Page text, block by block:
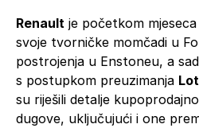
Renault je početkom
svoje tvorničke momčadi u
postrojenja u Enstoneu, a
s postupkom preuzimanja
su riješili detalje
dugove, uključujući i one